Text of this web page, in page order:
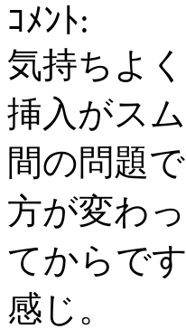
ｺﾒﾝﾄ:
気持ちよ
挿入がス
間の問題
方が変わ
てからで
感じ。